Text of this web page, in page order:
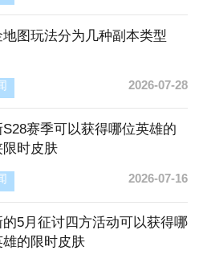
地图玩法分为几种副本类型
2026-07-28
赛季可以获得哪位英雄的
限时皮肤
2026-07-16
的5月征讨四方活动可以获得哪
雄的限时皮肤